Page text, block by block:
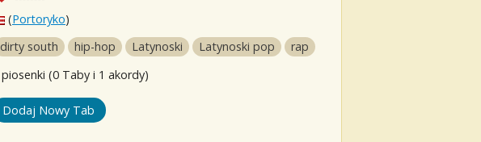
(Portoryko)
dirty south
hip-hop Latynoski Latynoski pop
rap
piosenki (0 Taby i 1 akordy)
Dodaj Nowy Tab